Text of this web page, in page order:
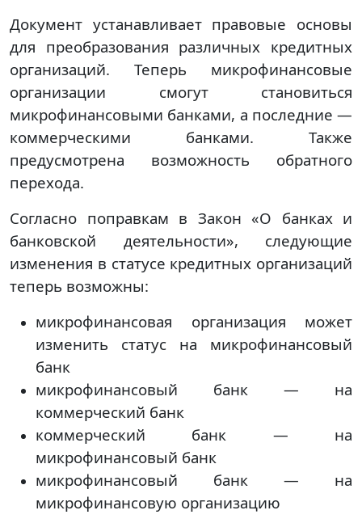
Документ устанавливает правовые основы
для преобразования различных кредитных
организаций. Теперь микрофинансовые
организации смогут становиться
микрофинансовыми банками, а последние —
коммерческими банками. Также
предусмотрена возможность обратного
перехода.
Согласно поправкам в Закон «О банках и
банковской деятельности», следующие
изменения в статусе кредитных организаций
теперь возможны:
микрофинансовая организация может
изменить статус на микрофинансовый
банк
микрофинансовый банк — на
коммерческий банк
коммерческий банк — на
микрофинансовый банк
микрофинансовый банк — на
микрофинансовую организацию